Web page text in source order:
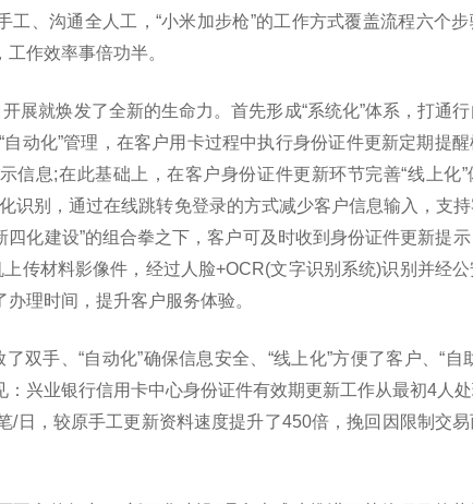
工、沟通全人工，“小米加步枪”的工作方式覆盖流程六个
作效率事倍功半。
展就焕发了全新的生命力。首先形成“系统化”体系，打通行
动化”管理，在客户用卡过程中执行身份证件更新定期提
信息;在此基础上，在客户身份证件更新环节完善“线上化
识别，通过在线跳转免登录的方式减少客户信息输入，支
四化建设”的组合拳之下，客户可及时收到身份证件更新提
上传材料影像件，经过人脸+OCR(文字识别系统)识别并经
理时间，提升客户服务体验。
双手、“自动化”确保信息安全、“线上化”方便了客户、“自
兴业银行信用卡中心身份证件有效期更新工作从最初4人处
/日，较原手工更新资料速度提升了450倍，挽回因限制交易